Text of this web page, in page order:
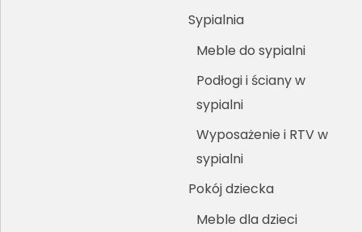
Sypialnia
Meble do sypialni
Podłogi i ściany w
sypialni
Wyposażenie i RTV w
sypialni
Pokój dziecka
Meble dla dzieci